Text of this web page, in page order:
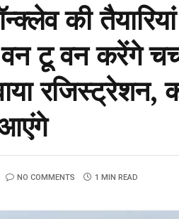
की
टू वन करेंगे
रजिस्ट्रेशन,
NO COMMENTS 1 MIN READ